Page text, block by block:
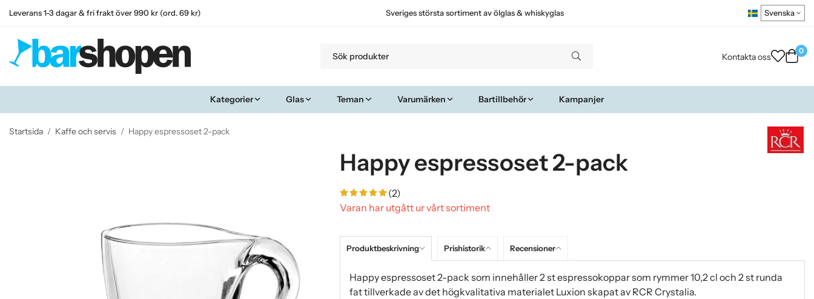
Leverans 1-3 dagar & fri frakt över 990 kr (ord. 69 kr) Sveriges största sortiment av ölglas & whiskyglas
Kontakta oss
0
Kategorier Glas Teman Varumärken Bartillbehör Kampanjer
Startsida / Kaffe och servis / Happy espressoset 2-pack
Happy espressoset 2-pack
(2)
Varan har utgått ur vårt sortiment
Produktbeskrivning Prishistorik Recensioner
Happy espressoset 2-pack som innehåller 2 st espressokoppar som rymmer 10,2 cl och 2 st runda
fat tillverkade av det högkvalitativa materialet Luxion skapat av RCR Crystalia.